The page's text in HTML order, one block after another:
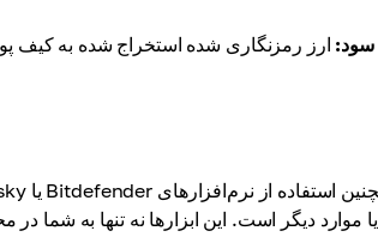
سود: ارز رمزنگاری شده استخراج شده به کیف